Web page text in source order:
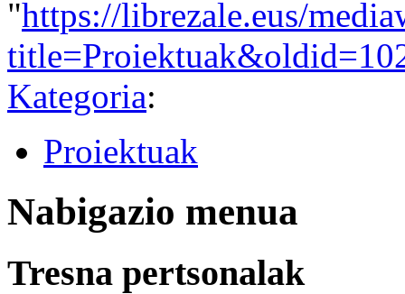
"https://librezale.eus/
Kategoria:
Proiektuak
Nabigazio menua
Tresna pertsonalak